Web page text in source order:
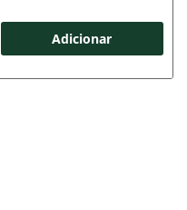
Adicionar